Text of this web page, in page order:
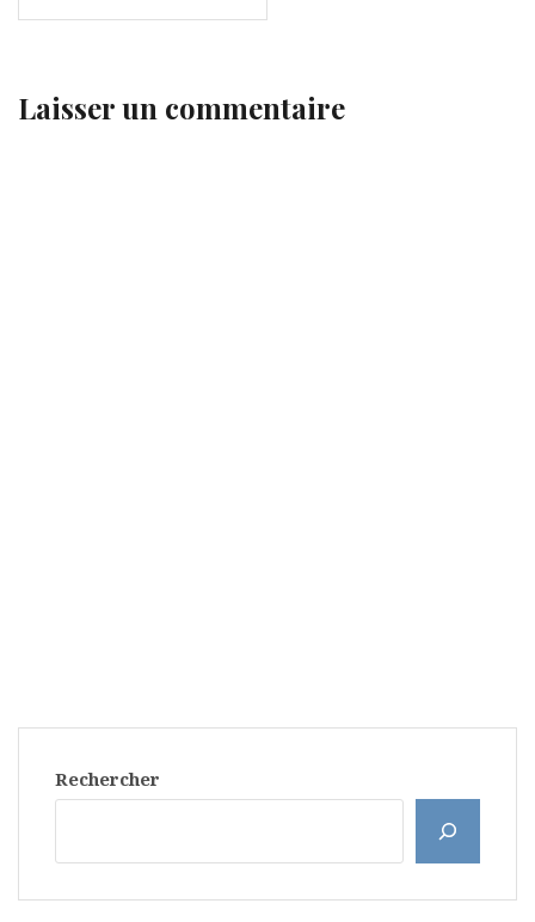
Laisser un commentaire
Rechercher